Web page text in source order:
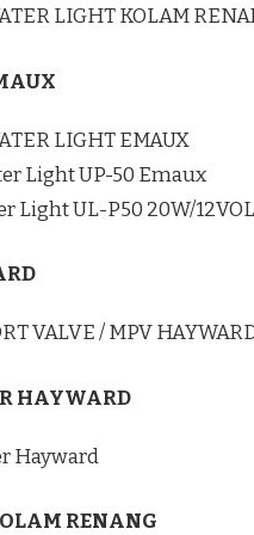
LIGHT KOLAM
LIGHT EMAUX
Light UP-50 Emaux
Light UL-P50 20W/
VALVE / MPV
HAYWARD
Hayward
RENANG